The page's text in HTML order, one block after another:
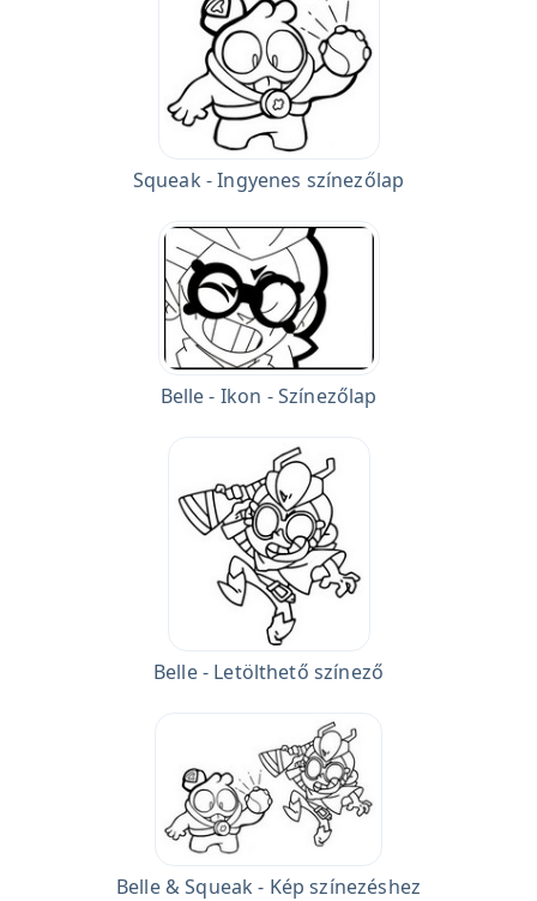
Squeak - Ingyenes színezőlap
Belle - Ikon - Színezőlap
Belle - Letölthető színező
Belle & Squeak - Kép színezéshez